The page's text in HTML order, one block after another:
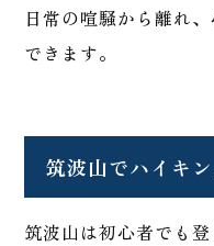
日常の喧騒から離れ
できます。
筑波山でハイキ
筑波山は初心者でも